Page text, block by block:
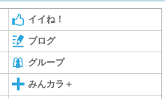
イイね！
ブログ
グループ
みんカラ＋